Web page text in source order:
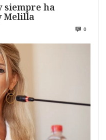
siempre ha
Melilla
0